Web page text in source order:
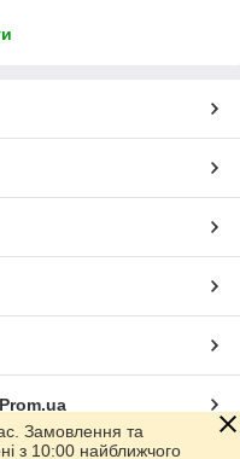
Prom.ua
Замовлення та
з 10:00 найближчого